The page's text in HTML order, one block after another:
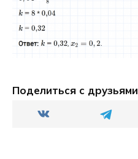
Поделиться с друзьями